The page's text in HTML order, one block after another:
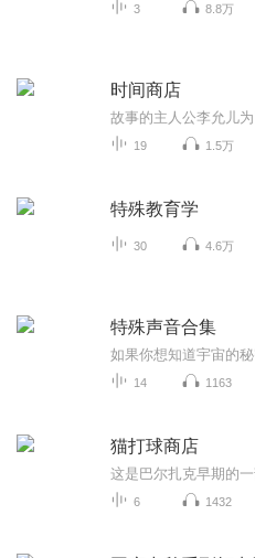
3 8.8万
时间商店
19 1.5万
特殊教育学
30 4.6万
特殊声音合集
14 1163
猫打球商店
6 1432